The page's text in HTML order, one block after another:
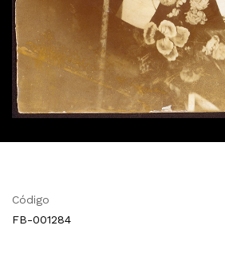
Código
FB-001284